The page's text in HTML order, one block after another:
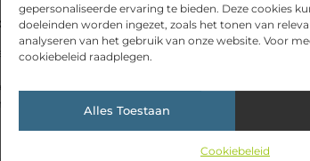
gepersonaliseerde ervaring te bieden. Deze cookies
doeleinden worden ingezet, zoals het tonen van
analyseren van het gebruik van onze website. Voor
cookiebeleid raadplegen.
Alles Toestaan
Cookiebeleid
De goedkoopste
website
Ben je op zoek naar een
niet welke het beste past bij
van Welke
eenvoudig en snel diverse
vergelijken. Op basis van jouw